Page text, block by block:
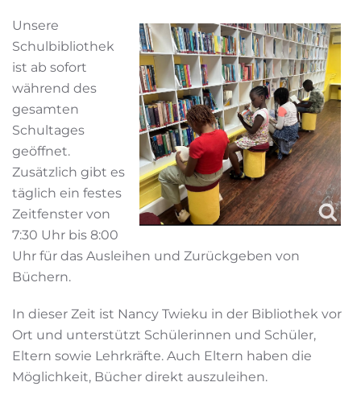
Unsere
Schulbibliothek
ist ab sofort
während des
gesamten
Schultages
geöffnet.
Zusätzlich gibt es
täglich ein festes
Zeitfenster von
7:30 Uhr bis 8:00
Uhr für das Ausleihen und Zurückgeben von
Büchern.
In dieser Zeit ist Nancy Twieku in der Bibliothek vor
Ort und unterstützt Schülerinnen und Schüler,
Eltern sowie Lehrkräfte. Auch Eltern haben die
Möglichkeit, Bücher direkt auszuleihen.